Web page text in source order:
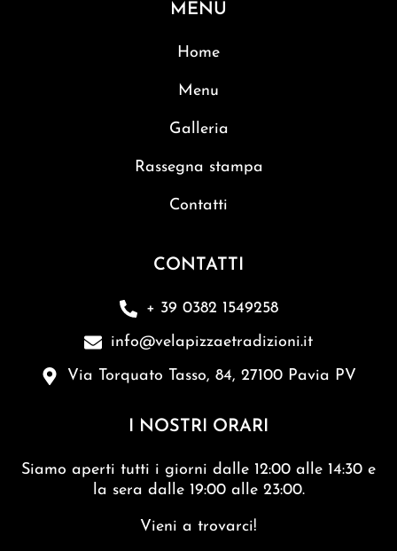
MENU
Home
Menu
Galleria
Rassegna stampa
Contatti
CONTATTI
+ 39 0382 1549258
info@velapizzaetradizioni.it
Via Torquato Tasso, 84, 27100 Pavia PV
I NOSTRI ORARI
Siamo aperti tutti i giorni dalle 12:00 alle 14:30 e
la sera dalle 19:00 alle 23:00.
Vieni a trovarci!